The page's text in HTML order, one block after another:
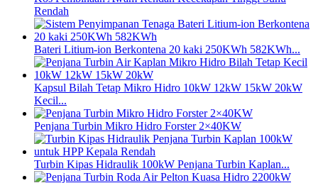
Rendah
Bateri Litium-ion Berkontena 20 kaki 250KWh 582KWh...
Kapsul Bilah Tetap Mikro Hidro 10kW 12kW 15kW 20kW
Kecil...
Penjana Turbin Mikro Hidro Forster 2×40KW
Turbin Kipas Hidraulik 100kW Penjana Turbin Kaplan...